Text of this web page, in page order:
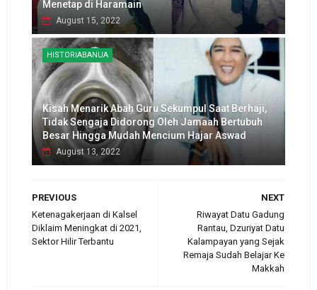
Menetap di Haramain
August 15, 2022
HISTORIABANUA
Kisah Menarik Abah Guru Sekumpul Saat Berhaji,
Tidak Sengaja Didorong Oleh Jamaah Bertubuh
Besar Hingga Mudah Mencium Hajar Aswad
August 13, 2022
NEXT
Riwayat Datu Gadung
Rantau, Dzuriyat Datu
Kalampayan yang Sejak
Remaja Sudah Belajar Ke
Makkah
PREVIOUS
Ketenagakerjaan di Kalsel
Diklaim Meningkat di 2021,
Sektor Hilir Terbantu